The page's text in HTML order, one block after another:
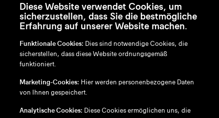
en/nl/fr/de
Disclaimer
Cookie-Richtlinie
Diese Website verwendet Cookies, um
sicherzustellen, dass Sie die bestmögliche
Erfahrung auf unserer Website machen.
Funktionale Cookies: Dies sind notwendige Cookies, die
sicherstellen, dass diese Website ordnungsgemäß
funktioniert.
Marketing-Cookies: Hier werden personenbezogene Daten
von Ihnen gespeichert.
Analytische Cookies: Diese Cookies ermöglichen uns, die